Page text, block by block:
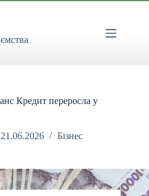
Кредит переросла у
21.06.2026 Бізнес